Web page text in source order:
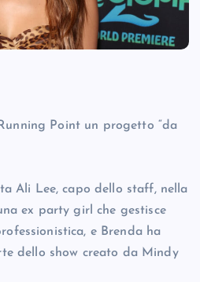
Point un progetto “da
Ali Lee, capo dello staff, nella
ex party girl che gestisce
e Brenda ha
dello show creato da Mindy